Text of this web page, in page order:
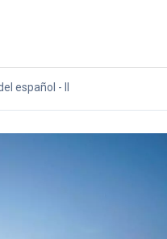
español - II